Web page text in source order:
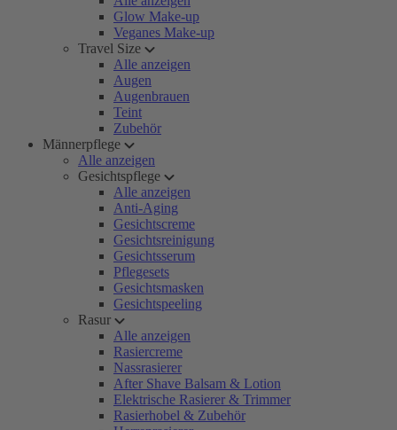
Glow Make-up
Veganes Make-up
Travel Size
Alle anzeigen
Augen
Augenbrauen
Teint
Zubehör
Männerpflege
Alle anzeigen
Gesichtspflege
Alle anzeigen
Anti-Aging
Gesichtscreme
Gesichtsreinigung
Gesichtsserum
Pflegesets
Gesichtsmasken
Gesichtspeeling
Rasur
Alle anzeigen
Rasiercreme
Nassrasierer
After Shave Balsam & Lotion
Elektrische Rasierer & Trimmer
Rasierhobel & Zubehör